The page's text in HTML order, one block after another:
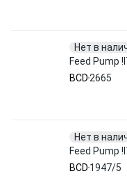
Нет в
Feed Pump
BCD 2665
Нет в
Feed Pump
BCD 1947/5